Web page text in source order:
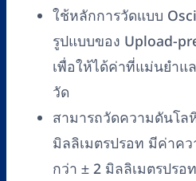
ใช้หลักการวัดแบบ
รูปแบบของ Upload-
เพื่อให้ได้ค่าที่แม่นยำแ
วัด
สามารถวัดความดันโล
มิลลิเมตรปรอท มีค่าค
กว่า ± 2 มิลลิเมตรปรอท